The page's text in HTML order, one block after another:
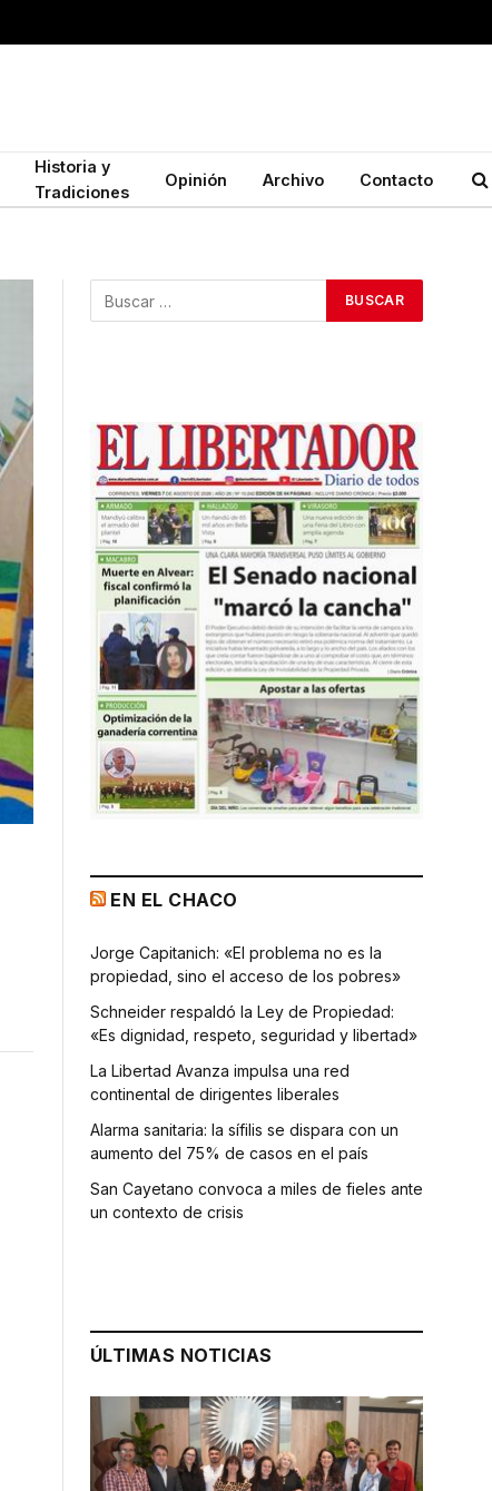
Historia y
Tradiciones
Opinión Archivo Contacto
EN EL CHACO
Jorge Capitanich: «El problema no es la
propiedad, sino el acceso de los pobres»
Schneider respaldó la Ley de Propiedad:
«Es dignidad, respeto, seguridad y libertad»
La Libertad Avanza impulsa una red
continental de dirigentes liberales
Alarma sanitaria: la sífilis se dispara con un
aumento del 75% de casos en el país
San Cayetano convoca a miles de fieles ante
un contexto de crisis
ÚLTIMAS NOTICIAS